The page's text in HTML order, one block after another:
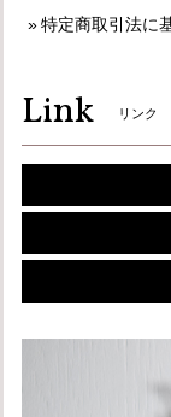
特定商取引法に
Link リンク